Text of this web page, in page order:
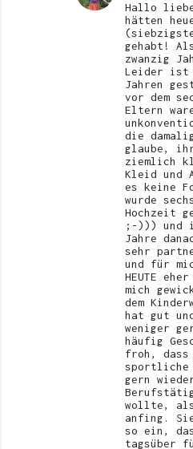
Hallo
hätten
gehabt!
zwanzig
Leider ist
Jahren
vor dem
Eltern
die
glaube,
ziemlich
Kleid und
es keine
wurde
Hochzeit
;-))) und
Jahre
sehr
und für
HEUTE
mich
dem
hat gut
weniger
häufig
froh,
sportliche
gern
wollte,
anfing.
so ein,
tagsüber